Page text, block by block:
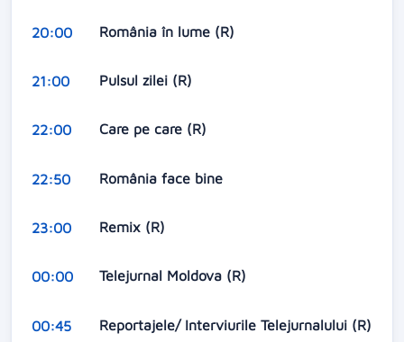
20:00 România în lume (R)
21:00 Pulsul zilei (R)
22:00 Care pe care (R)
22:50 România face bine
23:00 Remix (R)
00:00 Telejurnal Moldova (R)
00:45 Reportajele/ Interviurile Telejurnalului (R)